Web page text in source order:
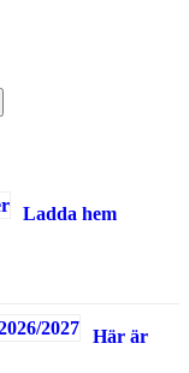
Ladda hem
Här är